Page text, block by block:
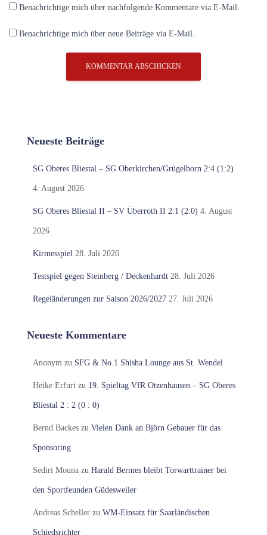
Benachrichtige mich über nachfolgende Kommentare via E-Mail.
Benachrichtige mich über neue Beiträge via E-Mail.
Neueste Beiträge
SG Oberes Bliestal – SG Oberkirchen/Grügelborn 2:4 (1:2)
4. August 2026
SG Oberes Bliestal II – SV Überroth II 2:1 (2:0) 4. August
2026
Kirmesspiel 28. Juli 2026
Testspiel gegen Steinberg / Deckenhardt 28. Juli 2026
Regeländerungen zur Saison 2026/2027 27. Juli 2026
Neueste Kommentare
Anonym zu SFG & No.1 Shisha Lounge aus St. Wendel
Heike Erfurt zu 19. Spieltag VfR Otzenhausen – SG Oberes
Bliestal 2 : 2 (0 : 0)
Bernd Backes zu Vielen Dank an Björn Gebauer für das
Sponsoring
Sediri Mouna zu Harald Bermes bleibt Torwarttrainer bei
den Sportfeunden Güdesweiler
Andreas Scheller zu WM-Einsatz für Saarländischen
Schiedsrichter